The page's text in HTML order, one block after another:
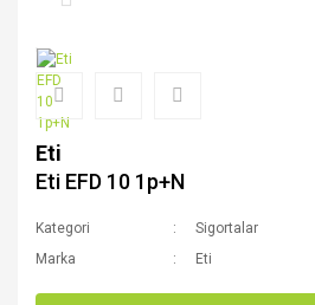
Eti
Eti EFD 10 1p+N
Kategori
Sigortalar
Marka
Eti